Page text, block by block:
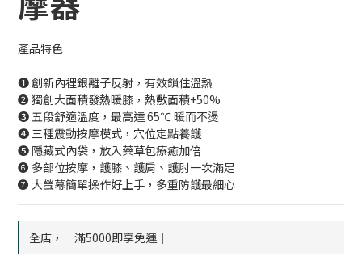
產品特色
❶ 創新內裡銀離子反射，有效鎖住溫熱
❷ 獨創大面積發熱暖膝，熱敷面積+50%
❸ 五段舒適溫度，最高達 65℃ 暖而不燙
❹ 三種震動按摩模式，穴位定點養護
❺ 隱藏式內袋，放入藥草包療癒加倍
❻ 多部位按摩，護膝、護肩、護肘一次滿足
❼ 大螢幕簡單操作好上手，多重防護最細心
全店，｜滿5000即享免運｜